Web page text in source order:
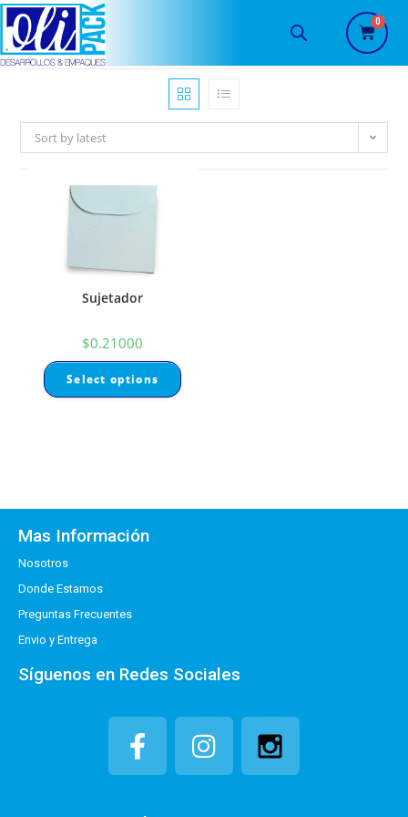
Sort by latest
Sujetador
$0.21000
Select options
Mas Información
Nosotros
Donde Estamos
Preguntas Frecuentes
Envio y Entrega
Síguenos en Redes Sociales